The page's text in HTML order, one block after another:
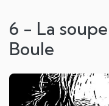
6 - La
Boule